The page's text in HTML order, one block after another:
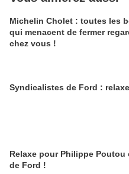
Michelin Cholet : toutes les
qui menacent de fermer
chez vous !
Syndicalistes de Ford :
Relaxe pour Philippe
de Ford !